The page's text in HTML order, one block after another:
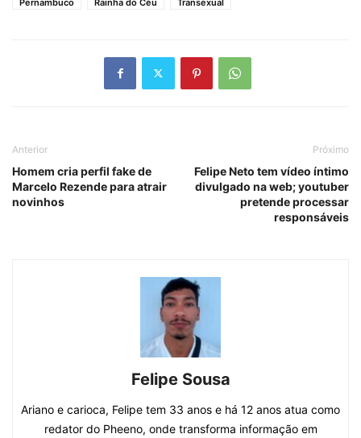
Anterior
Homem cria perfil fake de
Marcelo Rezende para atrair
novinhos
Próximo
Felipe Neto tem vídeo íntimo
divulgado na web; youtuber
pretende processar
responsáveis
Felipe Sousa
Ariano e carioca, Felipe tem 33 anos e há 12 anos atua como
redator do Pheeno, onde transforma informação em